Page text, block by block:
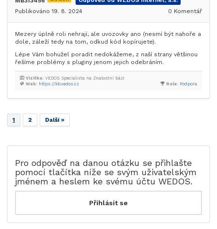
Publikováno 19. 8. 2024
0 Komentář
Mezery úplně roli nehrají, ale uvozovky ano (nesmí být nahoře a
dole, záleží tedy na tom, odkud kód kopírujete).
Lépe Vám bohužel poradit nedokážeme, z naší strany většinou
řešíme problémy s pluginy jenom jejich odebráním.
Role: Podpora
Web: https://kb.vedos.cz
Vizitka: VEDOS Specialista na Znalostní bázi
1 2 Další »
Pro odpověď na danou otázku se přihlašte
pomocí tlačítka níže se svým uživatelským
jménem a heslem ke svému účtu WEDOS.